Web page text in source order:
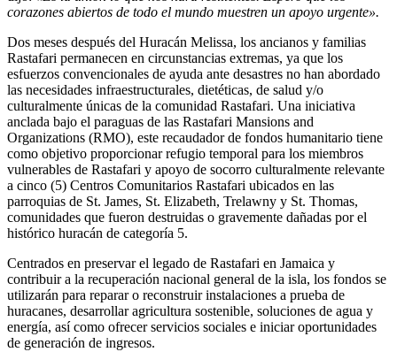
corazones abiertos de todo el mundo muestren un apoyo urgente».
​Dos meses después del Huracán Melissa, los ancianos y familias
Rastafari permanecen en circunstancias extremas, ya que los
esfuerzos convencionales de ayuda ante desastres no han abordado
las necesidades infraestructurales, dietéticas, de salud y/o
culturalmente únicas de la comunidad Rastafari. Una iniciativa
anclada bajo el paraguas de las Rastafari Mansions and
Organizations (RMO), este recaudador de fondos humanitario tiene
como objetivo proporcionar refugio temporal para los miembros
vulnerables de Rastafari y apoyo de socorro culturalmente relevante
a cinco (5) Centros Comunitarios Rastafari ubicados en las
parroquias de St. James, St. Elizabeth, Trelawny y St. Thomas,
comunidades que fueron destruidas o gravemente dañadas por el
histórico huracán de categoría 5.
​Centrados en preservar el legado de Rastafari en Jamaica y
contribuir a la recuperación nacional general de la isla, los fondos se
utilizarán para reparar o reconstruir instalaciones a prueba de
huracanes, desarrollar agricultura sostenible, soluciones de agua y
energía, así como ofrecer servicios sociales e iniciar oportunidades
de generación de ingresos.